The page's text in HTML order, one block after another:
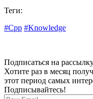
Теги:
#Cpp #Knowledge
Подписаться на
Хотите раз в месяц
этот период самых
Подписывайтесь!